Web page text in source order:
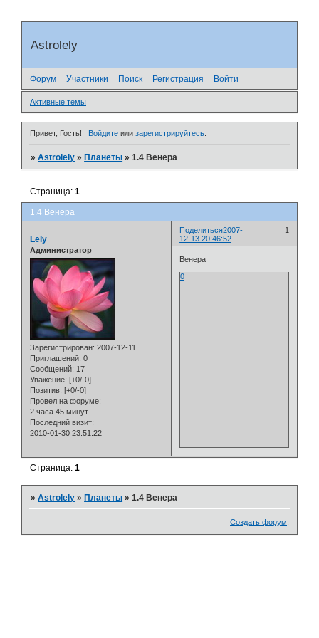
Astrolely
Форум Участники Поиск Регистрация Войти
Активные темы
Привет, Гость! Войдитеили зарегистрируйтесь.
»Astrolely »Планеты »1.4 Венера
1.4 Венера
Страница:1
Поделиться 1
2007-
12-13 20:46:52
Lely
Администратор
Зарегистрирован: 2007-12-11
Приглашений: 0
Сообщений: 17
Уважение: [+0/-0]
Позитив: [+0/-0]
Провел на форуме:
2 часа 45 минут
Последний визит:
2010-01-30 23:51:22
Венера
0
Страница:1
»Astrolely »Планеты »1.4 Венера
Создать форум